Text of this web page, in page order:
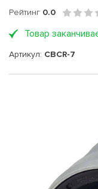
Рейтинг 0.0
Товар
Артикул: CBCR-7